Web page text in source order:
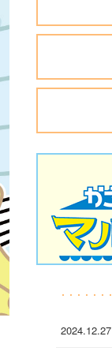
2024.12.27